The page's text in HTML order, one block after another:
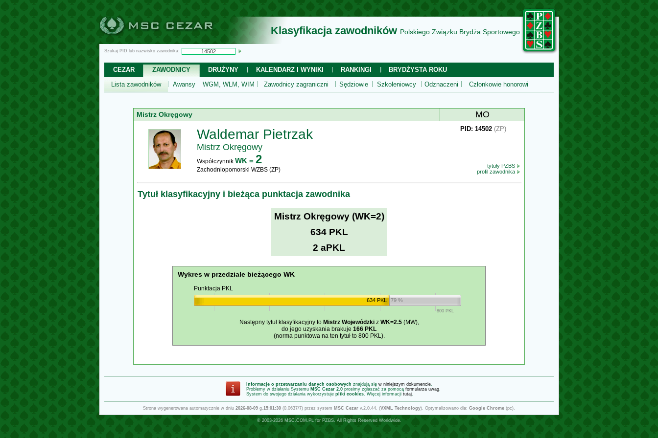
Klasyfikacja zawodników Polskiego Związku Brydża Sportowego
Szukaj PID lub nazwisko zawodnika:
CEZAR ZAWODNICY DRUŻYNY KALENDARZ I WYNIKI RANKINGI
BRYDŻYSTA ROKU
Lista zawodników
Awansy WGM, WLM, WIM Zawodnicy zagraniczni Sędziowie Szkoleniowcy Odznaczeni Członkowie honorowi
Mistrz Okręgowy MO
Waldemar Pietrzak
Mistrz Okręgowy
Współczynnik WK = 2
Zachodniopomorski WZBS (ZP)
PID: 14502 (ZP)
tytuły PZBS
profil zawodnika
Tytuł klasyfikacyjny i bieżąca punktacja zawodnika
Mistrz Okręgowy (WK=2)
634 PKL
2 aPKL
Wykres w przedziale bieżącego WK
Punktacja PKL
800 PKL
634 PKL 79 %
Następny tytuł klasyfikacyjny to Mistrz Wojewódzkiz WK=2.5(MW),
do jego uzyskania brakuje 166 PKL
(norma punktowa na ten tytuł to 800 PKL).
Informacje o przetwarzaniu danych osobowych znajdują się w niniejszym dokumencie.
Problemy w działaniu Systemu MSC Cezar 2.0 prosimy zgłaszać za pomocą formularza uwag.
System do swojego działania wykorzystuje pliki cookies. Więcej informacji tutaj.
Strona wygenerowana automatycznie w dniu 2026-08-09 g.15:01:30 (0.0637/7) przez system MSC Cezar v.2.0.44. (VXML Technology). Optymalizowano dla: Google Chrome (pc).
© 2003-2026 MSC.COM.PLfor PZBS. All Rights Reserved Worldwide.